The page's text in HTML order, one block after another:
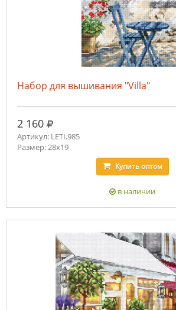
Набор для вышивания "Villa"
2 160 руб.
Артикул: LETI.985
Размер: 28х19
Купитьоптом
в наличии